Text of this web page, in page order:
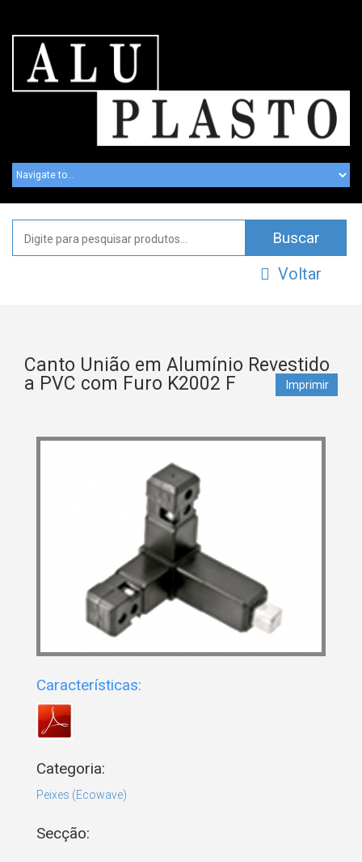
Voltar
Canto União em Alumínio Revestido
a PVC com Furo K2002 F
Imprimir
Características:
Categoria:
Peixes (Ecowave)
Secção: